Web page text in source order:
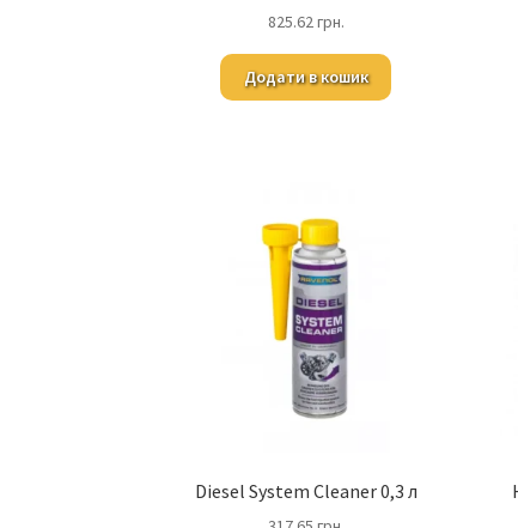
825.62грн.
Додати в кошик
Diesel System Cleaner 0,3 л